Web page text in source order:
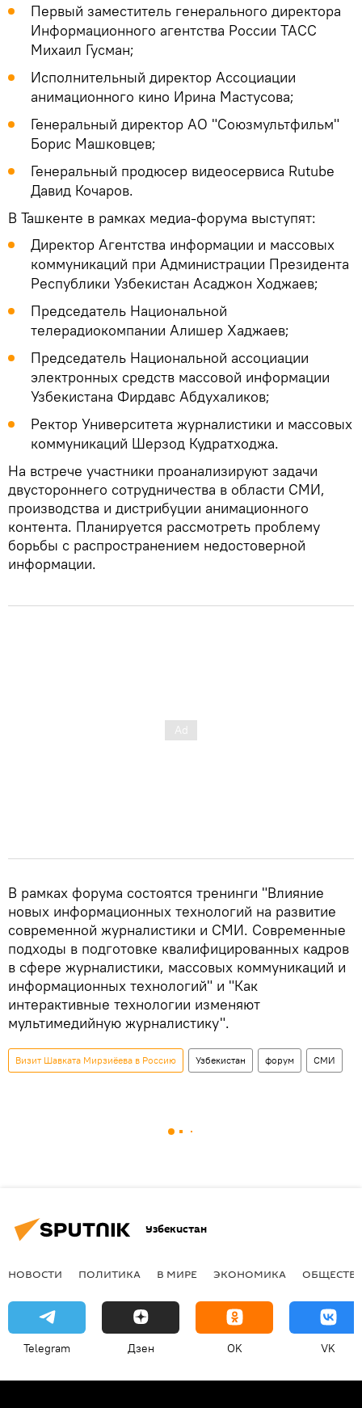
Первый заместитель генерального директора
Информационного агентства России ТАСС
Михаил Гусман;
Исполнительный директор Ассоциации
анимационного кино Ирина Мастусова;
Генеральный директор АО "Союзмультфильм"
Борис Машковцев;
Генеральный продюсер видеосервиса Rutube
Давид Кочаров.
В Ташкенте в рамках медиа-форума выступят:
Директор Агентства информации и массовых
коммуникаций при Администрации Президента
Республики Узбекистан Асаджон Ходжаев;
Председатель Национальной
телерадиокомпании Алишер Хаджаев;
Председатель Национальной ассоциации
электронных средств массовой информации
Узбекистана Фирдавс Абдухаликов;
Ректор Университета журналистики и массовых
коммуникаций Шерзод Кудратходжа.
На встрече участники проанализируют задачи
двустороннего сотрудничества в области СМИ,
производства и дистрибуции анимационного
контента. Планируется рассмотреть проблему
борьбы с распространением недостоверной
информации.
В рамках форума состоятся тренинги "Влияние
новых информационных технологий на развитие
современной журналистики и СМИ. Современные
подходы в подготовке квалифицированных кадров
в сфере журналистики, массовых коммуникаций и
информационных технологий" и "Как
интерактивные технологии изменяют
мультимедийную журналистику".
Визит Шавката Мирзиёева в Россию Узбекистан форум СМИ
Узбекистан
НОВОСТИ ПОЛИТИКА В МИРЕ ЭКОНОМИКА
Telegram Дзен OK VK